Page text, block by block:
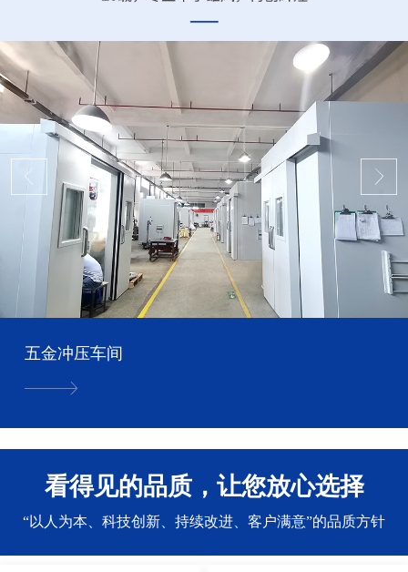
五金冲压车间
看得见的品质，让您放心选择
“以人为本、科技创新、持续改进、客户满意”的品质方针